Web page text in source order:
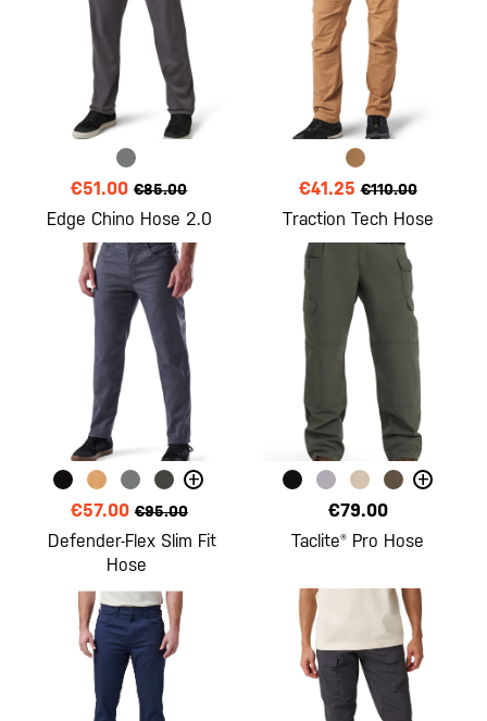
€51.00 €85.00
Edge Chino Hose 2.0
€41.25 €110.00
Traction Tech Hose
+
€57.00 €95.00
Defender-Flex Slim Fit
Hose
+
€79.00
Taclite® Pro Hose